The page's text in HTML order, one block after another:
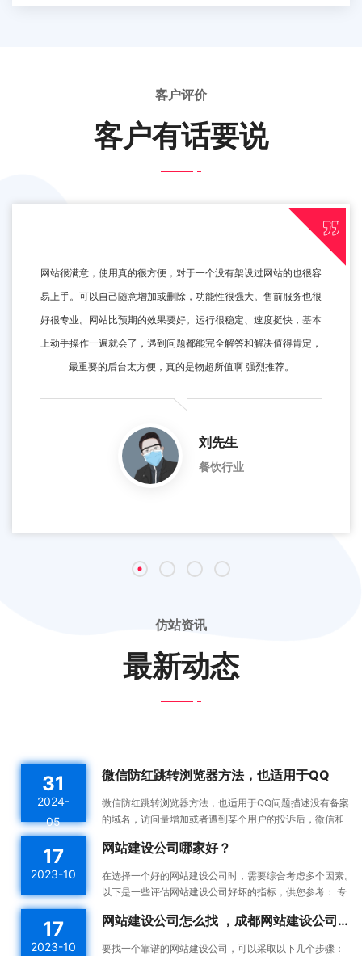
客户评价
客户有话要说
网站很满意，使用真的很方便，对于一个没有架设过网站的也很容
易上手。可以自己随意增加或删除，功能性很强大。售前服务也很
好很专业。网站比预期的效果要好。运行很稳定、速度挺快，基本
上动手操作一遍就会了，遇到问题都能完全解答和解决值得肯定，
最重要的后台太方便，真的是物超所值啊 强烈推荐。
刘先生
餐饮行业
仿站资讯
最新动态
31
2024-
05
微信防红跳转浏览器方法，也适用于QQ
微信防红跳转浏览器方法，也适用于QQ问题描述没有备案
的域名，访问量增加或者遭到某个用户的投诉后，微信和
单。这...
17
2023-10
网站建设公司哪家好？
在选择一个好的网站建设公司时，需要综合考虑多个因素。
以下是一些评估网站建设公司好坏的指标，供您参考： 专
17
2023-10
网站建设公司怎么找 ，成都网站建设公司做网站靠谱吗
要找一个靠谱的网站建设公司，可以采取以下几个步骤：